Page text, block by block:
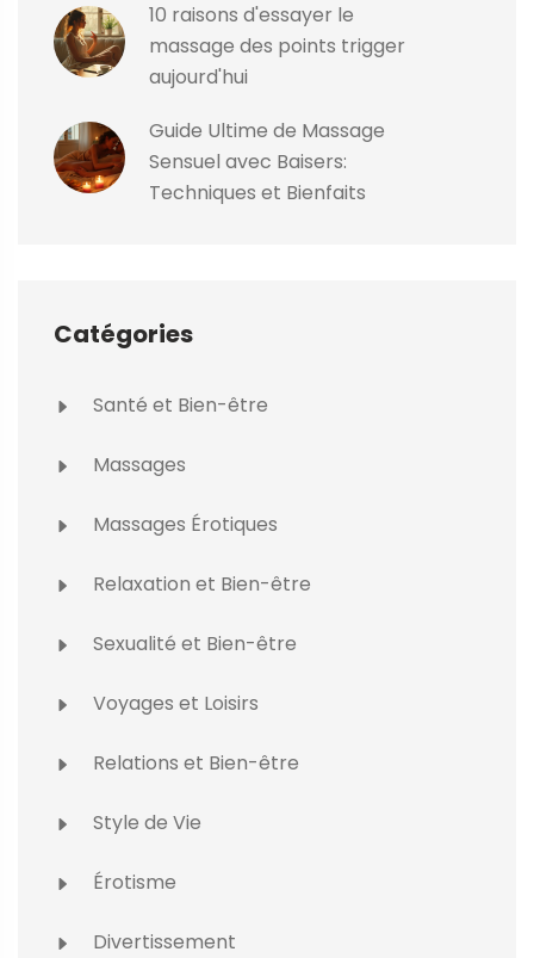
10 raisons d'essayer le
massage des points trigger
aujourd'hui
Guide Ultime de Massage
Sensuel avec Baisers:
Techniques et Bienfaits
Catégories
Santé et Bien-être
Massages
Massages Érotiques
Relaxation et Bien-être
Sexualité et Bien-être
Voyages et Loisirs
Relations et Bien-être
Style de Vie
Érotisme
Divertissement